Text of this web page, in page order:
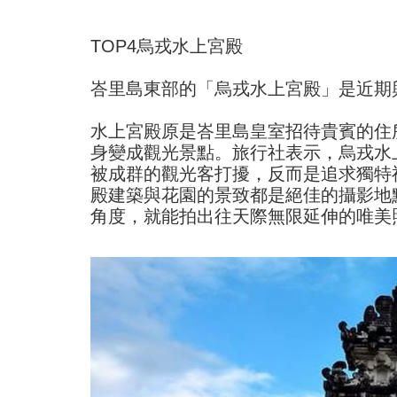
TOP4烏戎水上宮殿
峇里島東部的「烏戎水上宮殿」是近
水上宮殿原是峇里島皇室招待貴賓的
身變成觀光景點。旅行社表示，烏戎
被成群的觀光客打擾，反而是追求獨
殿建築與花園的景致都是絕佳的攝影
角度，就能拍出往天際無限延伸的唯美